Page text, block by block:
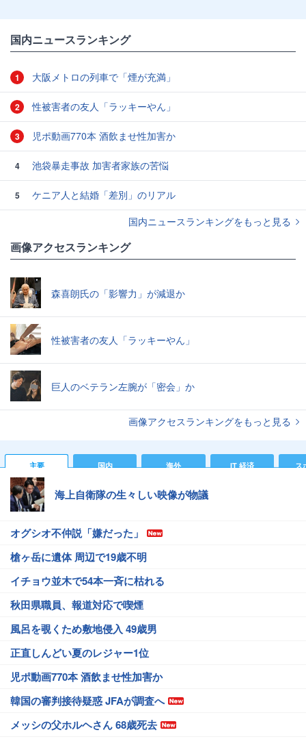
国内ニュースランキング
1 大阪メトロの列車で「煙が充満」
2 性被害者の友人「ラッキーやん」
3 児ポ動画770本 酒飲ませ性加害か
4 池袋暴走事故 加害者家族の苦悩
5
ケニア人と結婚「差別」のリアル
国内ニュースランキングをもっと見る
画像アクセスランキング
森喜朗氏の「影響力」が減退か
性被害者の友人「ラッキーやん」
巨人のベテラン左腕が「密会」か
画像アクセスランキングをもっと見る
主要 国内 海外 IT 経済 ス
海上自衛隊の生々しい映像が物議
オグシオ不仲説「嫌だった」
槍ヶ岳に遺体 周辺で19歳不明
イチョウ並木で54本一斉に枯れる
秋田県職員、報道対応で喫煙
風呂を覗くため敷地侵入 49歳男
正直しんどい夏のレジャー1位
児ポ動画770本 酒飲ませ性加害か
韓国の審判接待疑惑 JFAが調査へ
メッシの父ホルヘさん 68歳死去